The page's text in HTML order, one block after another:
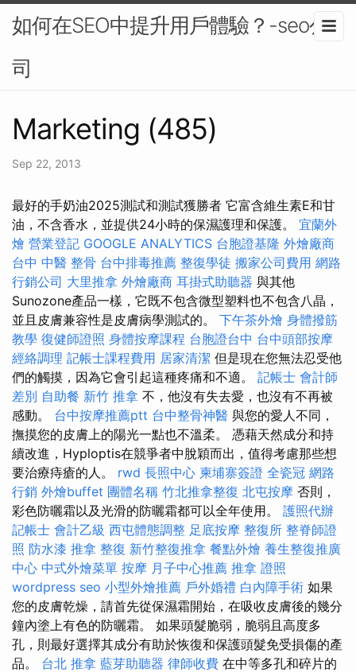
如何在SEO中提升用戶體驗？-seo公
司
Marketing (485)
Sep 22, 2013
最好的手奶油2025測試和測試獲勝者 它富含維生素E和甘
油，不含香水，並提供24小時的保濕護理和保護。 宜蘭外
燴 營業登記 GOOGLE ANALYTICS 台胞證基隆 外燴廠商
台中 中醫 整骨 台中排毒推薦 整復學徒 搬家公司費用 網路
行銷公司 大里推拿 外燴廠商 耳掛式助聽器 與其他
Sunozone產品一樣，它既不包含微型塑料也不包含八晶，
並且皮膚兼容性是皮膚病學測試的。 下午茶外燴 身體撥筋
教學 復健師證照 身體按摩課程 台胞證台中 台中頭部按摩
經絡調理 記帳士課程費用 居家清潔 但是現在您無法忍受他
們的觸摸，因為它會引起這種疼痛和不適。 記帳士 會計師
差別 自助餐 新竹 推拿 不，他沒有失去愛，也沒有不再被
感動。 台中按摩推薦ptt 台中整骨神醫 與您的愛人不同，
撫摸您的皮膚上的陽光一點也不溫柔。 憑藉天然成分和持
續改進，Hyploptis在競爭者中脫穎而出，值得考慮那些想
要治療痔瘡的人。 rwd 長照中心 柬埔寨簽證 全瓷冠 網路
行銷 外燴buffet 團體名稱 竹北推拿整復 北屯按摩 否則，
彩色防曬霜以及光滑的防曬霜都可以全年使用。 護照代辦
記帳士 會計乙級 西屯體態調整 足底按摩 整復所 整脊師證
照 防水漆 推拿 整復 新竹整復推拿 餐點外燴 養生整復推廣
中心 中式外燴菜單 按摩 月子中心推薦 推拿 證照
wordpress seo 小型外燴推薦 戶外婚禮 白內障手術 如果
您的皮膚乾燥，請首先從保濕霜開始，在吸收皮膚後的幾分
鐘內塗上有色的防曬霜。 如果頭髮脆弱，脆弱且高度多
孔，則最好選擇其成分有助於恢復和保護頭髮免受損傷的產
品。 台北 推拿 藍芽助聽器 律師收費 在中等多孔和碎片的